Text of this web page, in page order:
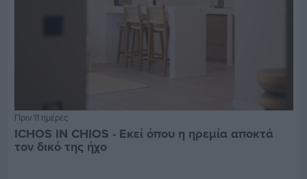
Πριν 11 ημέρες
ICHOS IN CHIOS - Εκεί όπου η ηρεμία αποκτά
τον δικό της ήχο